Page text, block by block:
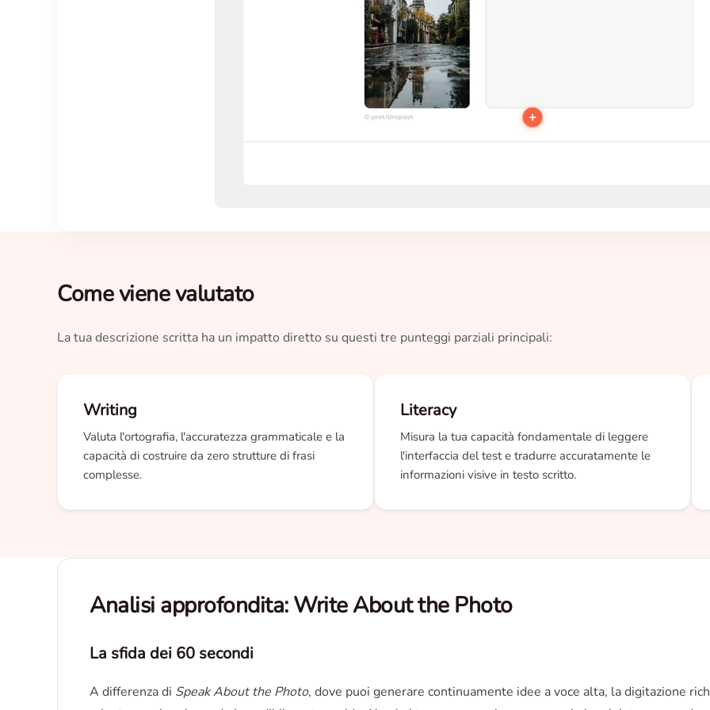
+
Come viene valutato
La tua descrizione scritta ha un impatto diretto su questi tre punteggi parziali principali:
Writing
Valuta l'ortografia, l'accuratezza grammaticale e la
capacità di costruire da zero strutture di frasi
complesse.
Literacy
Misura la tua capacità fondamentale di leggere
l'interfaccia del test e tradurre accuratamente le
informazioni visive in testo scritto.
Analisi approfondita: Write About the Photo
La sfida dei 60 secondi
A differenza di Speak About the Photo, dove puoi generare continuamente idee a voce alta, la digitazione